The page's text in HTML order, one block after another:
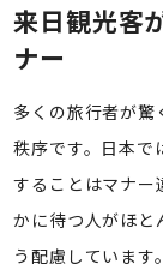
来日観光客
ナー
多くの旅行者が驚
秩序です。日本で
することはマナー
かに待つ人がほと
う配慮していま